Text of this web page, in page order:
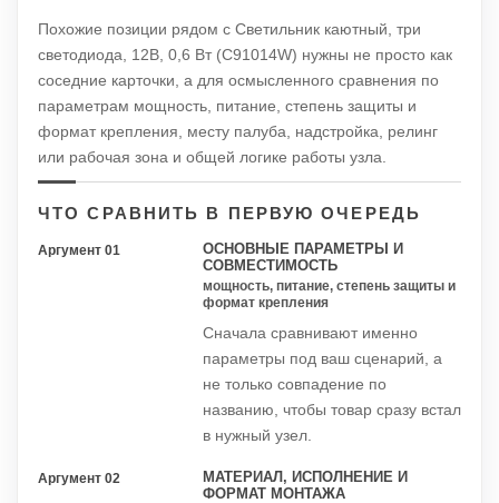
Похожие позиции рядом с Светильник каютный, три
светодиода, 12В, 0,6 Вт (C91014W) нужны не просто как
соседние карточки, а для осмысленного сравнения по
параметрам мощность, питание, степень защиты и
формат крепления, месту палуба, надстройка, релинг
или рабочая зона и общей логике работы узла.
ЧТО СРАВНИТЬ В ПЕРВУЮ ОЧЕРЕДЬ
Аргумент 01
ОСНОВНЫЕ ПАРАМЕТРЫ И
СОВМЕСТИМОСТЬ
мощность, питание, степень защиты и
формат крепления
Сначала сравнивают именно
параметры под ваш сценарий, а
не только совпадение по
названию, чтобы товар сразу встал
в нужный узел.
Аргумент 02
МАТЕРИАЛ, ИСПОЛНЕНИЕ И
ФОРМАТ МОНТАЖА